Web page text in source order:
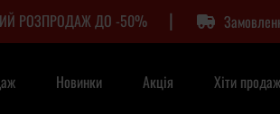
РОЗПРОДАЖ ДО -50% |
Новинки Акція Хіти